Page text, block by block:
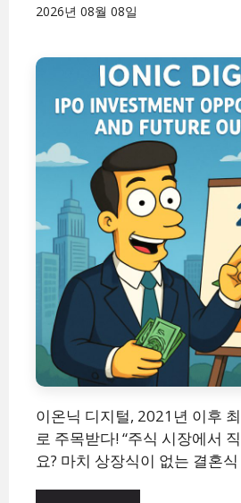
2026년 08월 08일
이온닉 디지털, 2021년 이후
로 주목받다! “주식 시장에서
요? 마치 상장식이 없는 결혼식